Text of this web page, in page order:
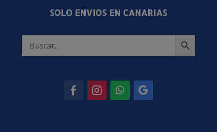
SOLO ENVIOS EN CANARIAS